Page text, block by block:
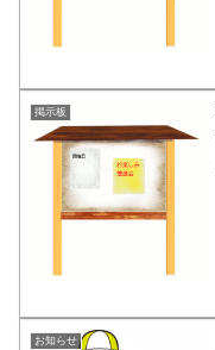
掲示板
お知らせ